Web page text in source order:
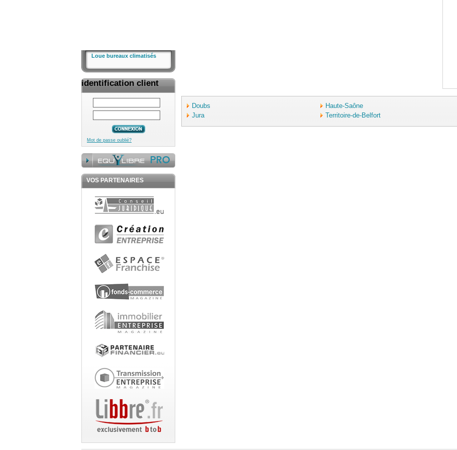
Loue bureaux climatisés
identification client
Mot de passe oublié?
VOS PARTENAIRES
Doubs
Jura
Haute-Saône
Territoire-de-Belfort